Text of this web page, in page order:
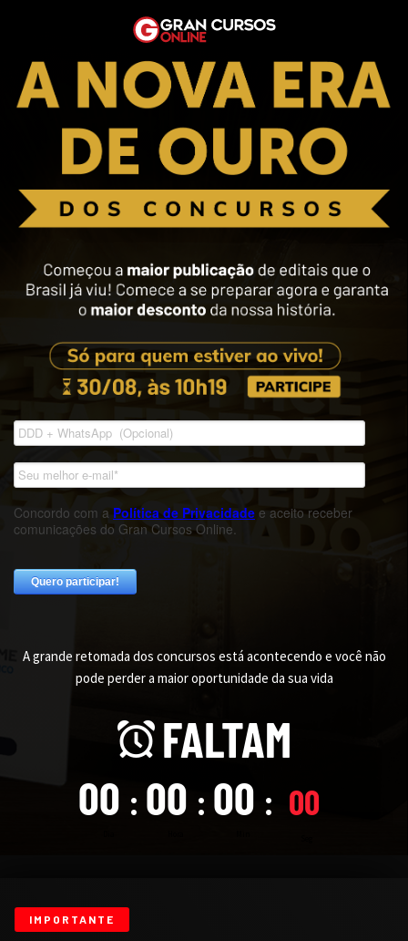
A grande retomada dos concursos está acontecendo e você não
pode perder a maior oportunidade da sua vida
FALTAM
00 : 00 : 00 : 00
IMPORTANTE